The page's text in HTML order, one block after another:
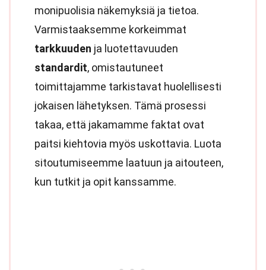
monipuolisia näkemyksiä ja tietoa.
Varmistaaksemme korkeimmat
tarkkuuden ja luotettavuuden
standardit, omistautuneet
toimittajamme tarkistavat huolellisesti
jokaisen lähetyksen. Tämä prosessi
takaa, että jakamamme faktat ovat
paitsi kiehtovia myös uskottavia. Luota
sitoutumiseemme laatuun ja aitouteen,
kun tutkit ja opit kanssamme.